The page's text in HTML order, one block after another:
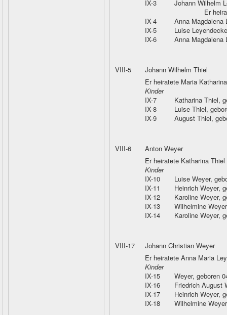
IX-3
Johann Wilhelm
Er
IX-4
Anna Magdalena
IX-5
Luise
IX-6
Anna Magdalena
VIII-5
Johann Wilhelm Thiel
Er heiratete Maria
Kinder
IX-7
Katharina Thiel,
IX-8
Luise Thiel,
IX-9
August Thiel,
VIII-6
Anton Weyer
Er heiratete Katharina Thiel
Kinder
IX-10
Luise Weyer,
IX-11
Heinrich Weyer,
IX-12
Karoline Weyer,
IX-13
Wilhelmine Weyer
IX-14
Karoline Weyer,
VIII-17
Johann Christian Weyer
Er heiratete Anna Maria
Kinder
IX-15
Weyer, geboren
IX-16
Friedrich August
IX-17
Heinrich Weyer,
IX-18
Wilhelmine Weyer